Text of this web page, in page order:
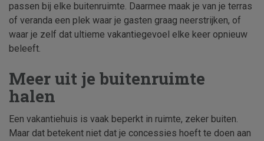
passen bij elke buitenruimte. Daarmee maak je van je terras
of veranda een plek waar je gasten graag neerstrijken, of
waar je zelf dat ultieme vakantiegevoel elke keer opnieuw
beleeft.
Meer uit je buitenruimte
halen
Een vakantiehuis is vaak beperkt in ruimte, zeker buiten.
Maar dat betekent niet dat je concessies hoeft te doen aan